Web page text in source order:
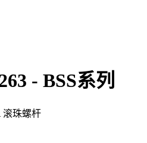
- BSS系列
滚珠螺杆